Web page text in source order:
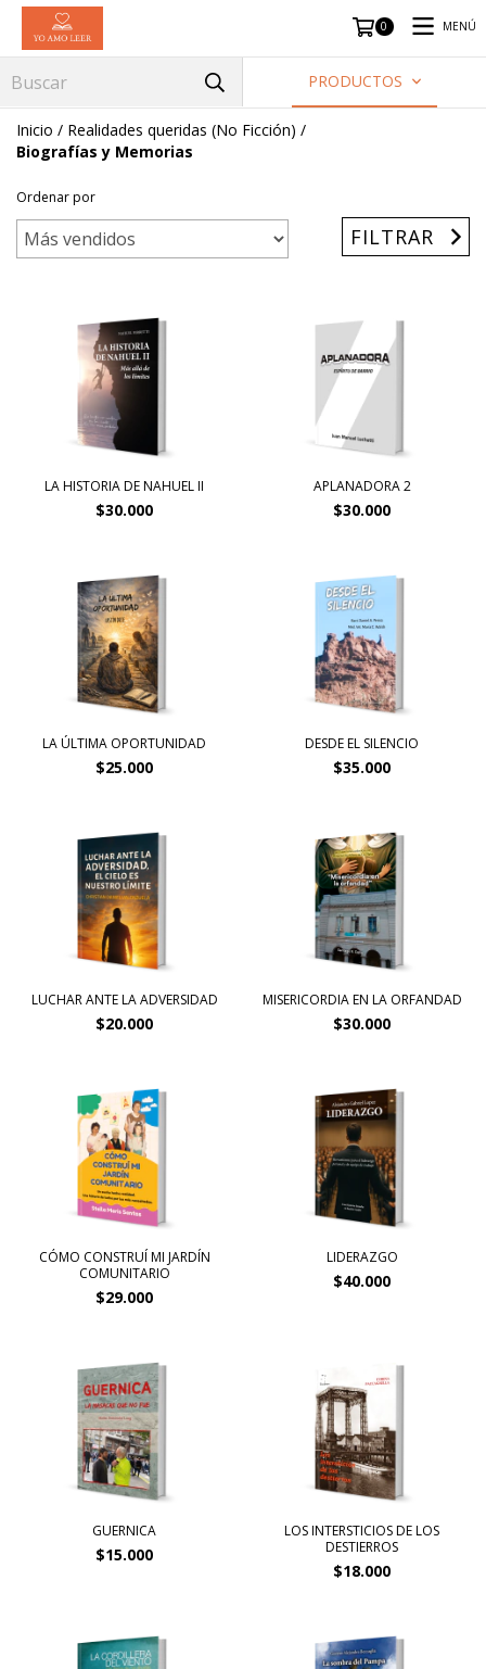
0 MENÚ
PRODUCTOS
Inicio / Realidades queridas (No Ficción) /
Biografías y Memorias
Ordenar por
FILTRAR
LA HISTORIA DE NAHUEL II
$30.000
APLANADORA 2
$30.000
LA ÚLTIMA OPORTUNIDAD
$25.000
DESDE EL SILENCIO
$35.000
LUCHAR ANTE LA ADVERSIDAD
$20.000
MISERICORDIA EN LA ORFANDAD
$30.000
CÓMO CONSTRUÍ MI JARDÍN
COMUNITARIO
$29.000
LIDERAZGO
$40.000
GUERNICA
$15.000
LOS INTERSTICIOS DE LOS
DESTIERROS
$18.000